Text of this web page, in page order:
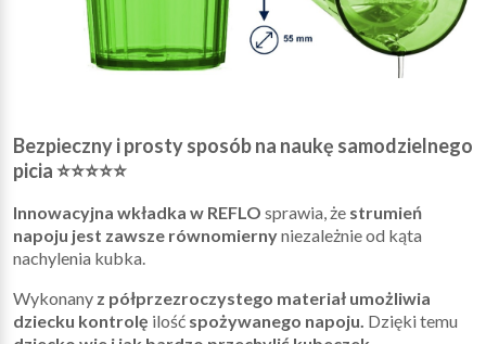
Bezpieczny i prosty sposób na naukę samodzielnego
picia⭐⭐⭐⭐⭐
Innowacyjna wkładka w REFLO sprawia, że strumień
napoju jest zawsze równomiernyniezależnie od kąta
nachylenia kubka.
Wykonany z półprzezroczystego materiał umożliwia
dziecku kontrolę ilość spożywanego napoju. Dzięki temu